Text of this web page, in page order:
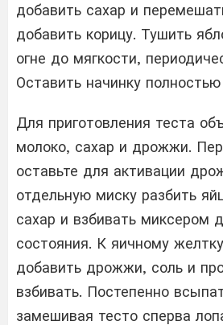
добавить сахар и
добавить корицу. Тушить
огне до мягкости,
Оставить начинку
Для приготовления теста
молоко, сахар и дрожжи.
оставьте для активации
отдельную миску разбить
сахар и взбивать миксером
состояния. К яичному
добавить дрожжи, соль и
взбивать. Постепенно
замешивая тесто сперва